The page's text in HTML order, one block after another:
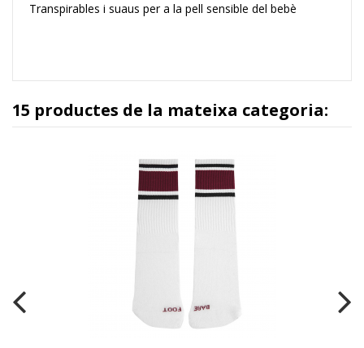
Transpirables i suaus per a la pell sensible del bebè
15 productes de la mateixa categoria: